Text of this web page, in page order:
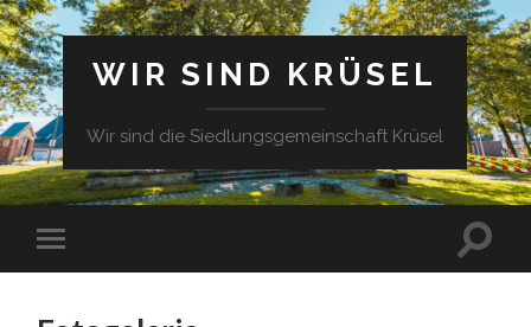
WIR SIND KRÜSEL
Wir sind die Siedlungsgemeinschaft Krüsel